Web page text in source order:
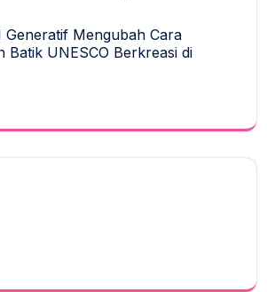
Generatif Mengubah Cara
Batik UNESCO Berkreasi di